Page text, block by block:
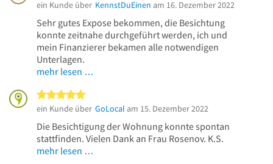
ein Kunde über KennstDuEinen am 16. Dezember 2022
Sehr gutes Expose bekommen, die Besichtung
konnte zeitnahe durchgeführt werden, ich und
mein Finanzierer bekamen alle notwendigen
Unterlagen.
mehr lesen …
ein Kunde über GoLocal am 15. Dezember 2022
Die Besichtigung der Wohnung konnte spontan
stattfinden. Vielen Dank an Frau Rosenov. K.S.
mehr lesen …